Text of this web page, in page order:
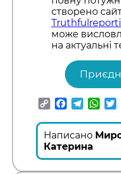
створено
може
на актуальні
CopyFacebook
Написано
Катерина